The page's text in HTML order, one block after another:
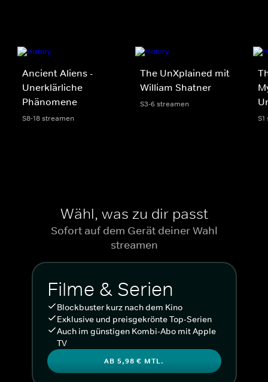
Ancient Aliens -
Unerklärliche
Phänomene
S8-18 streamen
The UnXplained mit
William Shatner
S3-6 streamen
Wähl, was zu dir passt
Sofort auf dem Gerät deiner Wahl
streamen
Filme & Serien
Blockbuster kurz nach dem Kino
Exklusive und preisgekrönte Top-Serien
Auch im günstigen Kombi-Abo mit Apple
TV
AB 5,98 € MTL.